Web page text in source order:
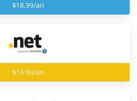
$18.99/an
$16.99/an